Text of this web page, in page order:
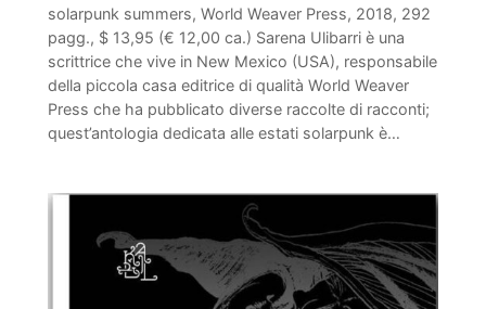
solarpunk summers, World Weaver Press, 2018, 292
pagg., $ 13,95 (€ 12,00 ca.) Sarena Ulibarri è una
scrittrice che vive in New Mexico (USA), responsabile
della piccola casa editrice di qualità World Weaver
Press che ha pubblicato diverse raccolte di racconti;
quest’antologia dedicata alle estati solarpunk è…